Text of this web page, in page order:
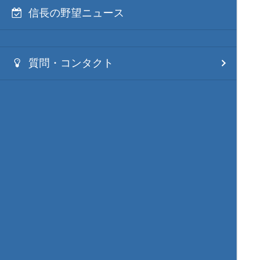
信長の野望ニュース
質問・コンタクト